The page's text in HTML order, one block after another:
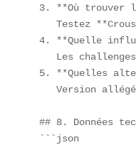
3. **Où trouver
Testez
4. **Quelle
Les
5. **Quelles
Version
## 8. Données
```json